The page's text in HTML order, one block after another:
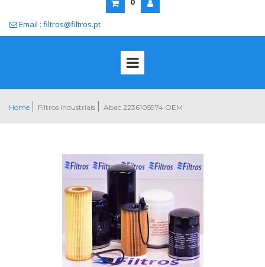
 Email : filtros@filtros.pt
Home Filtros Industriais Abac 2236105974 OEM